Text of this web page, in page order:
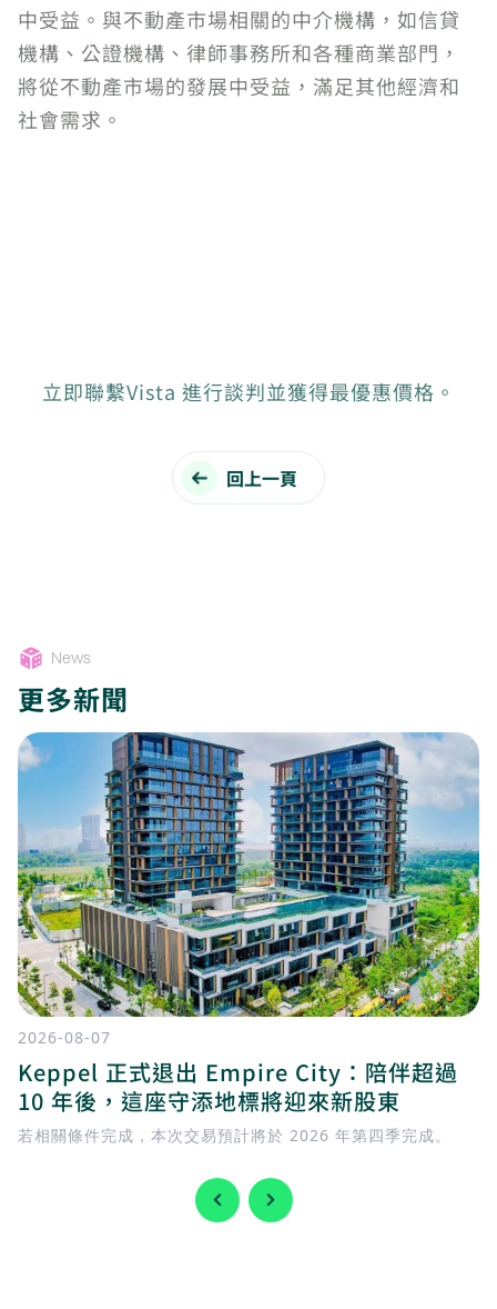
中受益。與不動產市場相關的中介機構，如信貸
機構、公證機構、律師事務所和各種商業部門，
將從不動產市場的發展中受益，滿足其他經濟和
社會需求。
立即聯繫Vista 進行談判並獲得最優惠價格。
回上一頁
News
更多新聞
2026-08-07
Keppel 正式退出 Empire City：陪伴超過
10 年後，這座守添地標將迎來新股東
若相關條件完成，本次交易預計將於 2026 年第四季完成。